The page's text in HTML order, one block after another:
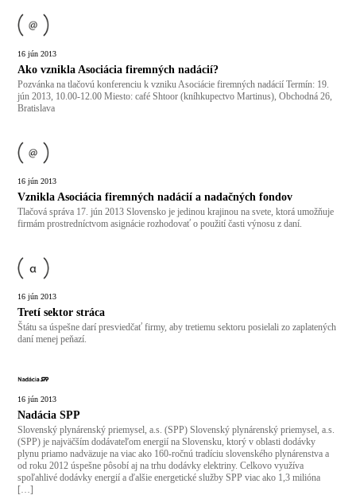
16 jún 2013
Ako vznikla Asociácia firemných nadácií?
Pozvánka na tlačovú konferenciu k vzniku Asociácie firemných nadácií Termín: 19.
jún 2013, 10.00-12.00 Miesto: café Shtoor (kníhkupectvo Martinus), Obchodná 26,
Bratislava
16 jún 2013
Vznikla Asociácia firemných nadácií a nadačných fondov
Tlačová správa 17. jún 2013 Slovensko je jedinou krajinou na svete, ktorá umožňuje
firmám prostredníctvom asignácie rozhodovať o použití časti výnosu z daní.
16 jún 2013
Tretí sektor stráca
Štátu sa úspešne darí presviedčať firmy, aby tretiemu sektoru posielali zo zaplatených
daní menej peňazí.
16 jún 2013
Nadácia SPP
Slovenský plynárenský priemysel, a.s. (SPP) Slovenský plynárenský priemysel, a.s.
(SPP) je najväčším dodávateľom energií na Slovensku, ktorý v oblasti dodávky
plynu priamo nadväzuje na viac ako 160-ročnú tradíciu slovenského plynárenstva a
od roku 2012 úspešne pôsobí aj na trhu dodávky elektriny. Celkovo využíva
spoľahlivé dodávky energií a ďalšie energetické služby SPP viac ako 1,3 milióna
[…]